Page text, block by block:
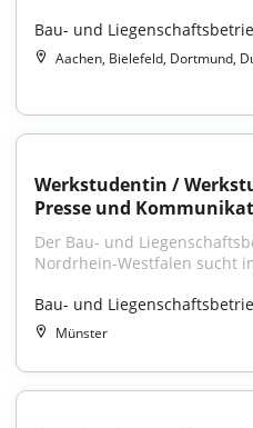
Bau- und
Aachen, Bielefeld, Dortmund,
Werkstudentin /
Presse und
Der Bau- und
Nordrhein-Westfalen sucht
Bau- und
Münster